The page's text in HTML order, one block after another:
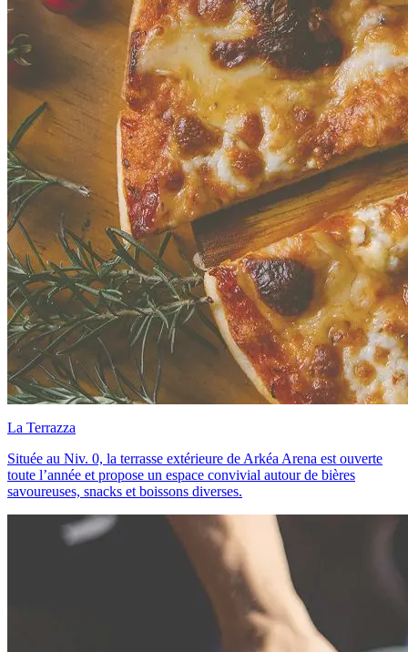
La Terrazza
Située au Niv. 0, la terrasse extérieure de Arkéa Arena est ouverte
toute l’année et propose un espace convivial autour de bières
savoureuses, snacks et boissons diverses.